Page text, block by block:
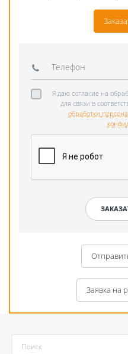
Я даю согласие на
для связи в
обработки
Заявка на